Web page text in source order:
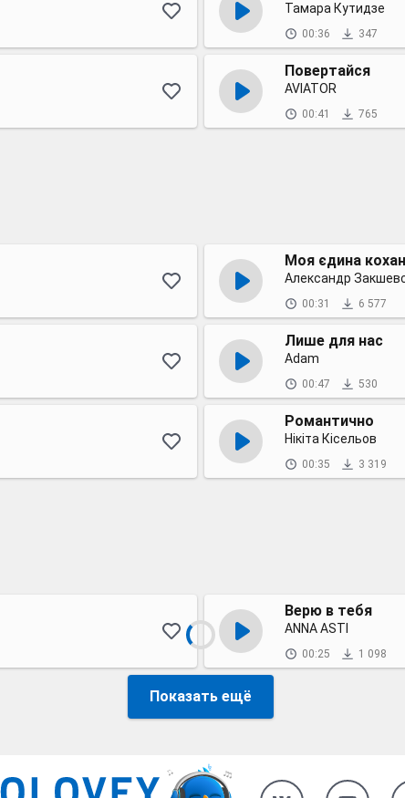
Тамара Кутидзе
00:36 347
Повертайся
AVIATOR
00:41 765
Моя єдина
Александр
00:31 6 577
Лише для нас
Adam
00:47 530
Романтично
Нікіта Кісельов
00:35 3 319
Верю в тебя
ANNA ASTI
00:25 1 098
Показать ещё